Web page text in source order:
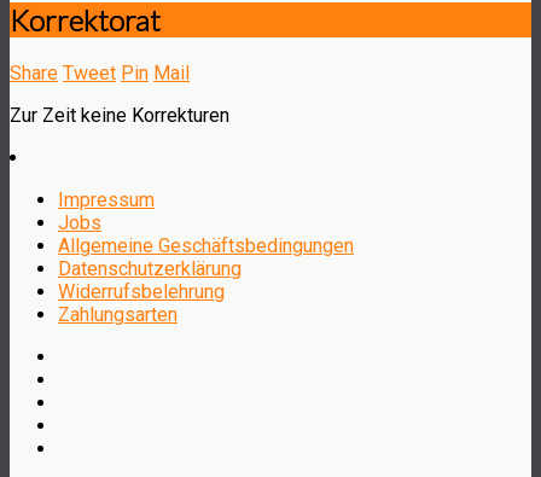
Korrektorat
Share Tweet Pin Mail
Zur Zeit keine Korrekturen
Impressum
Jobs
Allgemeine Geschäftsbedingungen
Datenschutzerklärung
Widerrufsbelehrung
Zahlungsarten